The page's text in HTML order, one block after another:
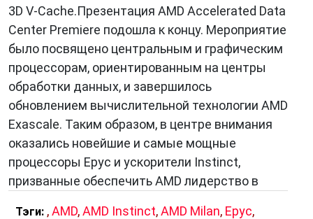
3D V-Cache.Презентация AMD Accelerated Data
Center Premiere подошла к концу. Мероприятие
было посвящено центральным и графическим
процессорам, ориентированным на центры
обработки данных, и завершилось
обновлением вычислительной технологии AMD
Exascale. Таким образом, в центре внимания
оказались новейшие и самые мощные
процессоры Epyc и ускорители Instinct,
призванные обеспечить AMD лидерство в
Тэги: ,AMD,AMD Instinct,AMD Milan, Epyc,